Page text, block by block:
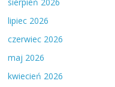
lipiec 2026
czerwiec 2026
maj 2026
kwiecień 2026